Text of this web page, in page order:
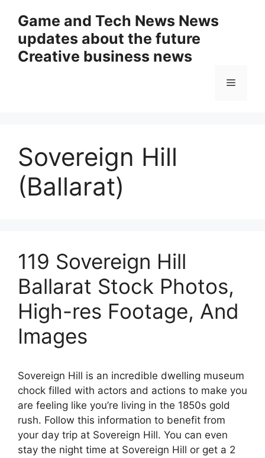
content
Game and Tech News News
updates about the future
Creative business news
Menu
Sovereign Hill
(Ballarat)
119 Sovereign Hill
Ballarat Stock Photos,
High-res Footage, And
Images
Sovereign Hill is an incredible dwelling museum
chock filled with actors and actions to make you
are feeling like you’re living in the 1850s gold
rush. Follow this information to benefit from
your day trip at Sovereign Hill. You can even
stay the night time at Sovereign Hill or get a 2